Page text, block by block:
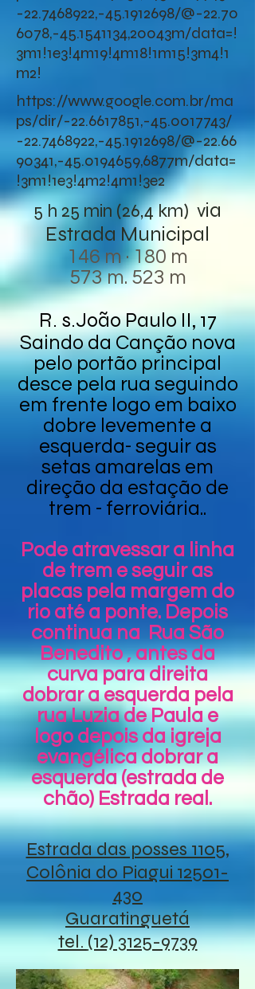
-22.7468922,-45.1912698/@-22.70
6078,-45.1541134,20043m/data=!
3m1!1e3!4m19!4m18!1m15!3m4!1
m2!
https://www.google.com.br/ma
ps/dir/-22.6617851,-45.0017743/
-22.7468922,-45.1912698/@-22.66
90341,-45.0194659,6877m/data=
!3m1!1e3!4m2!4m1!3e2
5 h 25 min (26,4 km) via
Estrada Municipal
146 m · 180 m
573 m. 523 m
R. s.João Paulo II, 17
Saindo da Canção nova
pelo portão principal
desce pela rua seguindo
em frente logo em baixo
dobre levemente a
esquerda- seguir as
setas amarelas em
direção da estação de
trem - ferroviária..
Pode atravessar a linha
de trem e seguir as
placas pela margem do
rio até a ponte. Depois
continua na Rua São
Benedito , antes da
curva para direita
dobrar a esquerda pela
rua Luzia de Paula e
logo depois da igreja
evangélica dobrar a
esquerda (estrada de
chão) Estrada real.
Estrada das posses 1105,
Colônia do Piagui 12501-
430
Guaratinguetá
tel.(12) 3125-9739